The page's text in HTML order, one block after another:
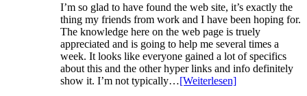
I’m so glad to have found the web site, it’s exactly the
thing my friends from work and I have been hoping for.
The knowledge here on the web page is truely
appreciated and is going to help me several times a
week. It looks like everyone gained a lot of specifics
about this and the other hyper links and info definitely
show it. I’m not typically…[Weiterlesen]